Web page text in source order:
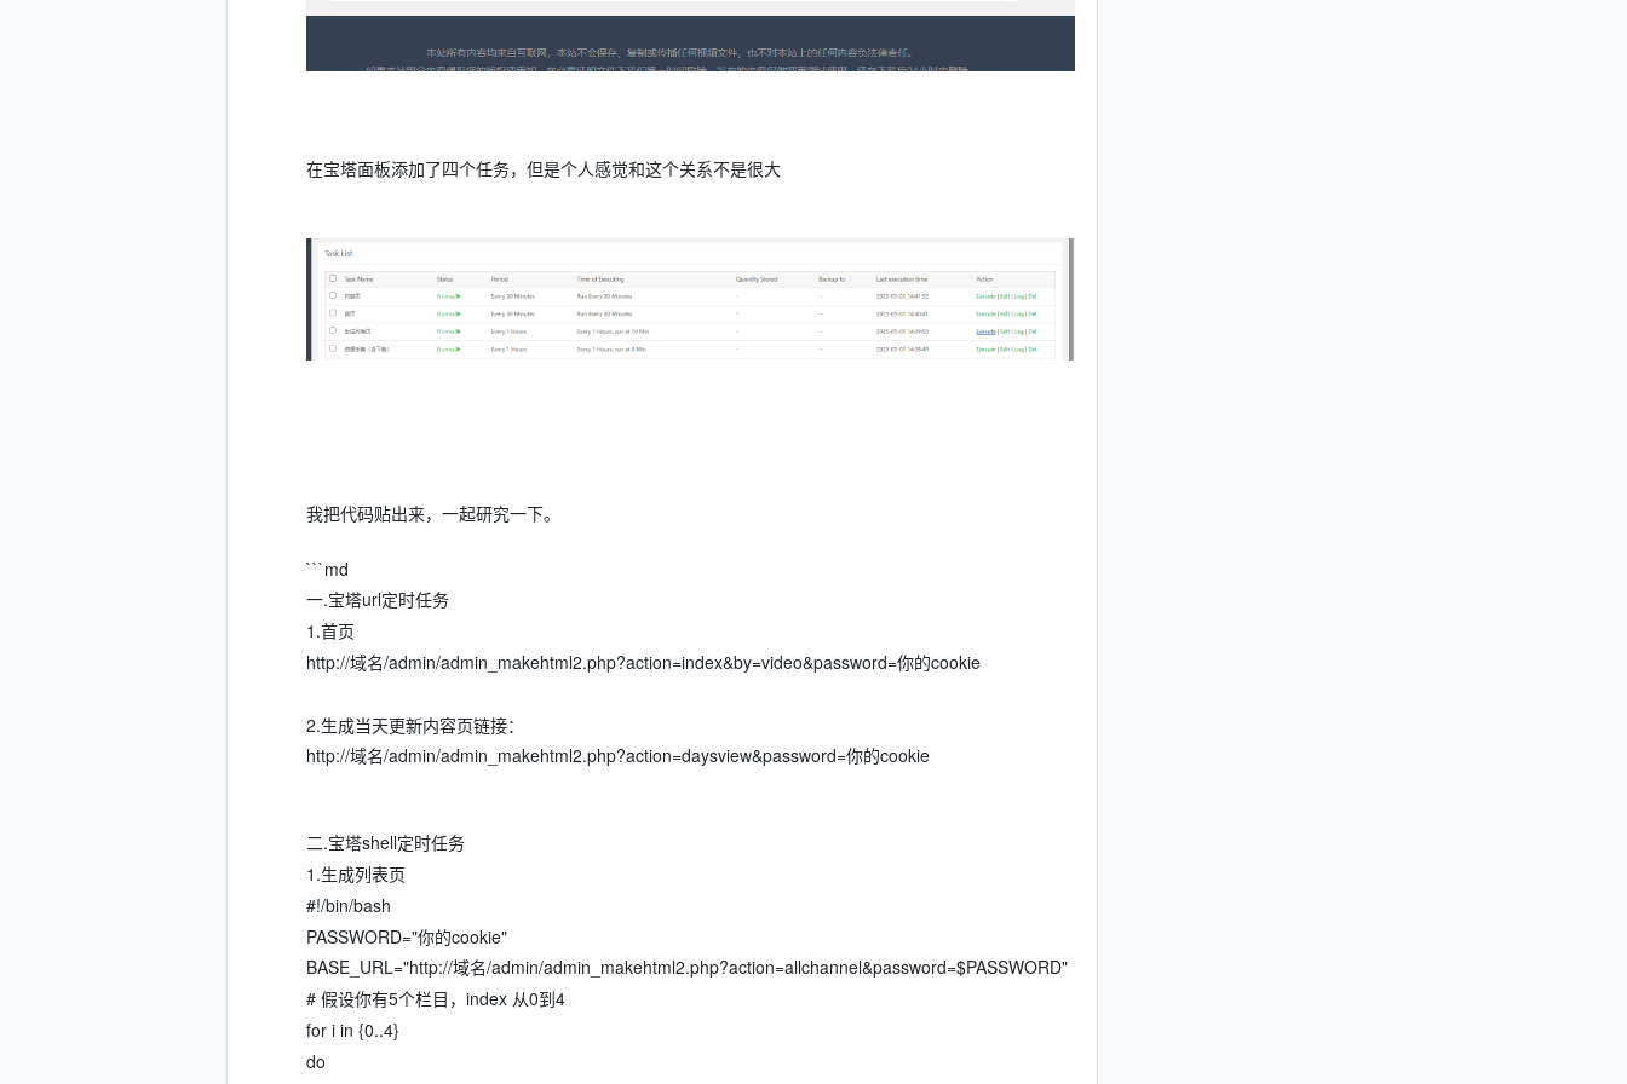
在宝塔面板添加了四个任务，但是个人感觉和这个关系不是很大
我把代码贴出来，一起研究一下。
```md
一.宝塔url定时任务
1.首页
http://域名/admin/admin_makehtml2.php?action=index&by=video&password=你的cookie
2.生成当天更新内容页链接：
http://域名/admin/admin_makehtml2.php?action=daysview&password=你的cookie
二.宝塔shell定时任务
1.生成列表页
#!/bin/bash
PASSWORD="你的cookie"
BASE_URL="http://域名/admin/admin_makehtml2.php?action=allchannel&password=$PASSWORD"
# 假设你有5个栏目，index 从0到4
for i in {0..4}
do